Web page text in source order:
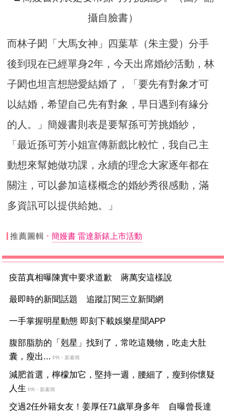
攝自臉書）
而林子閎「大馬女神」四葉草（朱主愛）分手
後到現在已經單身2年，今天出席婚紗活動，林
子閎也坦言想戀愛結婚了，「要先有對象才可
以結婚，希望自己先有對象，早日遇到有緣分
的人。」簡嫚書則表是要幫孫可芳挑婚紗，
「最近孫可芳小姐宣傳新戲比較忙，我自己主
動想來幫她做功課，永續的理念大家逐年都在
關注，可以參加這樣概念的婚紗秀很感動，滿
多資訊可以提供給她。」
推薦圖輯 簡嫚書 雷達新錶上市活動
疫苗真相曝陳實中要求道歉 蔣萬安這樣說
最即時的新聞話題 追蹤訂閱三立新聞網
一手掌握明星動態 即刻下載娛樂星聞APP
腹部脂肪的「剋星」找到了，常吃這幾物，吃走大肚
囊，瘦出... PR・新素簡
減肥首選，檸檬加它，堅持一週，腰細了，瘦到你懷疑
人生 PR・新素簡
交過2任外籍女友！姜厚任71歲單身多年 自曝曾長達